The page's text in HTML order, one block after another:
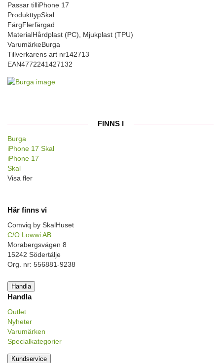
Passar tilliPhone 17
ProdukttypSkal
FärgFlerfärgad
MaterialHårdplast (PC), Mjukplast (TPU)
VarumärkeBurga
Tillverkarens art nr142713
EAN4772241427132
FINNS I
Burga
iPhone 17 Skal
iPhone 17
Skal
Visa fler
Här finns vi
Comviq by SkalHuset
C/O Lowwi AB
Morabergsvägen 8
15242 Södertälje
Org. nr: 556881-9238
Handla
Handla
Outlet
Nyheter
Varumärken
Specialkategorier
Kundservice